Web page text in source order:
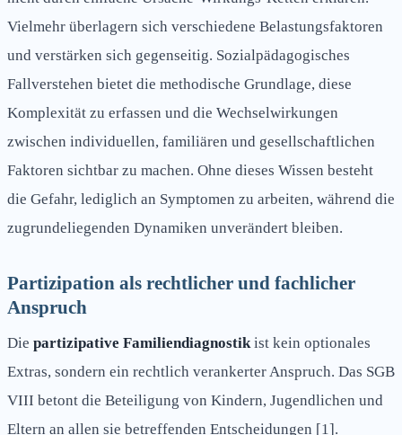
Vielmehr überlagern sich verschiedene Belastungsfaktoren
und verstärken sich gegenseitig. Sozialpädagogisches
Fallverstehen bietet die methodische Grundlage, diese
Komplexität zu erfassen und die Wechselwirkungen
zwischen individuellen, familiären und gesellschaftlichen
Faktoren sichtbar zu machen. Ohne dieses Wissen besteht
die Gefahr, lediglich an Symptomen zu arbeiten, während die
zugrundeliegenden Dynamiken unverändert bleiben.
Partizipation als rechtlicher und fachlicher
Anspruch
Die partizipative Familiendiagnostikist kein optionales
Extras, sondern ein rechtlich verankerter Anspruch. Das SGB
VIII betont die Beteiligung von Kindern, Jugendlichen und
Eltern an allen sie betreffenden Entscheidungen [1].